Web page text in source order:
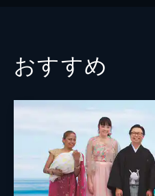
原田春子
高松義男
山崎輝彦
黒井明
おすすめ